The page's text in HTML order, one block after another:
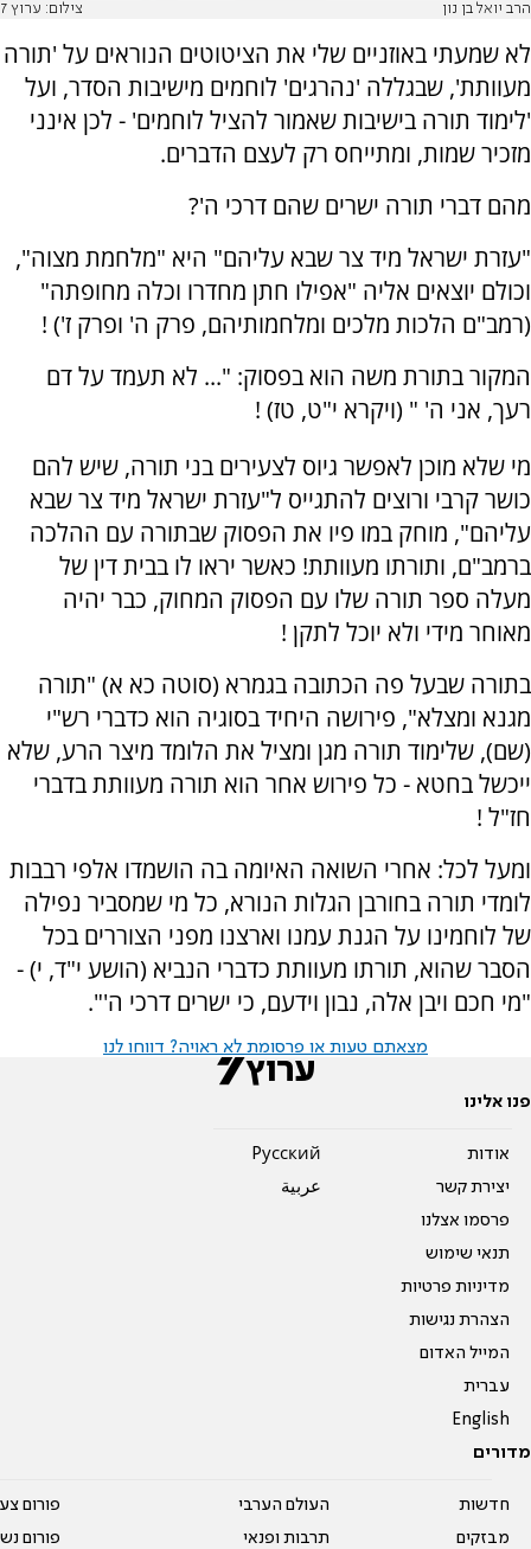
הרב יואל בן נון צילום: ערוץ 7
לא שמעתי באוזניים שלי את הציטוטים הנוראים על 'תורה
מעוותת', שבגללה 'נהרגים' לוחמים מישיבות הסדר, ועל
'לימוד תורה בישיבות שאמור להציל לוחמים' - לכן אינני
מזכיר שמות, ומתייחס רק לעצם הדברים.
מהם דברי תורה ישרים שהם דרכי ה'?
"עזרת ישראל מיד צר שבא עליהם" היא "מלחמת מצוה",
וכולם יוצאים אליה "אפילו חתן מחדרו וכלה מחופתה"
(רמב"ם הלכות מלכים ומלחמותיהם, פרק ה' ופרק ז') !
המקור בתורת משה הוא בפסוק: "... לא תעמד על דם
רעך, אני ה' " (ויקרא י"ט, טז) !
מי שלא מוכן לאפשר גיוס לצעירים בני תורה, שיש להם
כושר קרבי ורוצים להתגייס ל"עזרת ישראל מיד צר שבא
עליהם", מוחק במו פיו את הפסוק שבתורה עם ההלכה
ברמב"ם, ותורתו מעוותת! כאשר יראו לו בבית דין של
מעלה ספר תורה שלו עם הפסוק המחוק, כבר יהיה
מאוחר מידי ולא יוכל לתקן !
בתורה שבעל פה הכתובה בגמרא (סוטה כא א) "תורה
מגנא ומצלא", פירושה היחיד בסוגיה הוא כדברי רש"י
(שם), שלימוד תורה מגן ומציל את הלומד מיצר הרע, שלא
ייכשל בחטא - כל פירוש אחר הוא תורה מעוותת בדברי
חז"ל !
ומעל לכל: אחרי השואה האיומה בה הושמדו אלפי רבבות
לומדי תורה בחורבן הגלות הנורא, כל מי שמסביר נפילה
של לוחמינו על הגנת עמנו וארצנו מפני הצוררים בכל
הסבר שהוא, תורתו מעוותת כדברי הנביא (הושע י"ד, י) -
"מי חכם ויבן אלה, נבון וידעם, כי ישרים דרכי ה'".
מצאתם טעות או פרסומת לא ראויה? דווחו לנו
פנו אלינו
אודות
יצירת קשר
פרסמו אצלנו
תנאי שימוש
מדיניות פרטיות
הצהרת נגישות
המייל האדום
עברית
English
Pусский
عربية
מדורים
חדשות
מבזקים
העולם הערבי
תרבות ופנאי
פורום
פורום